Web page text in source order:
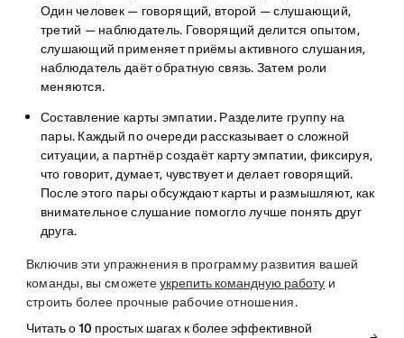
Один человек — говорящий, второй — слушающий,
третий — наблюдатель. Говорящий делится опытом,
слушающий применяет приёмы активного слушания,
наблюдатель даёт обратную связь. Затем роли
меняются.
Составление карты эмпатии.Разделите группу на
пары. Каждый по очереди рассказывает о сложной
ситуации, а партнёр создаёт карту эмпатии, фиксируя,
что говорит, думает, чувствует и делает говорящий.
После этого пары обсуждают карты и размышляют, как
внимательное слушание помогло лучше понять друг
друга.
Включив эти упражнения в программу развития вашей
команды, вы сможетеукрепить командную работу и
строить более прочные рабочие отношения.
Читать о 10 простых шагах к более эффективной